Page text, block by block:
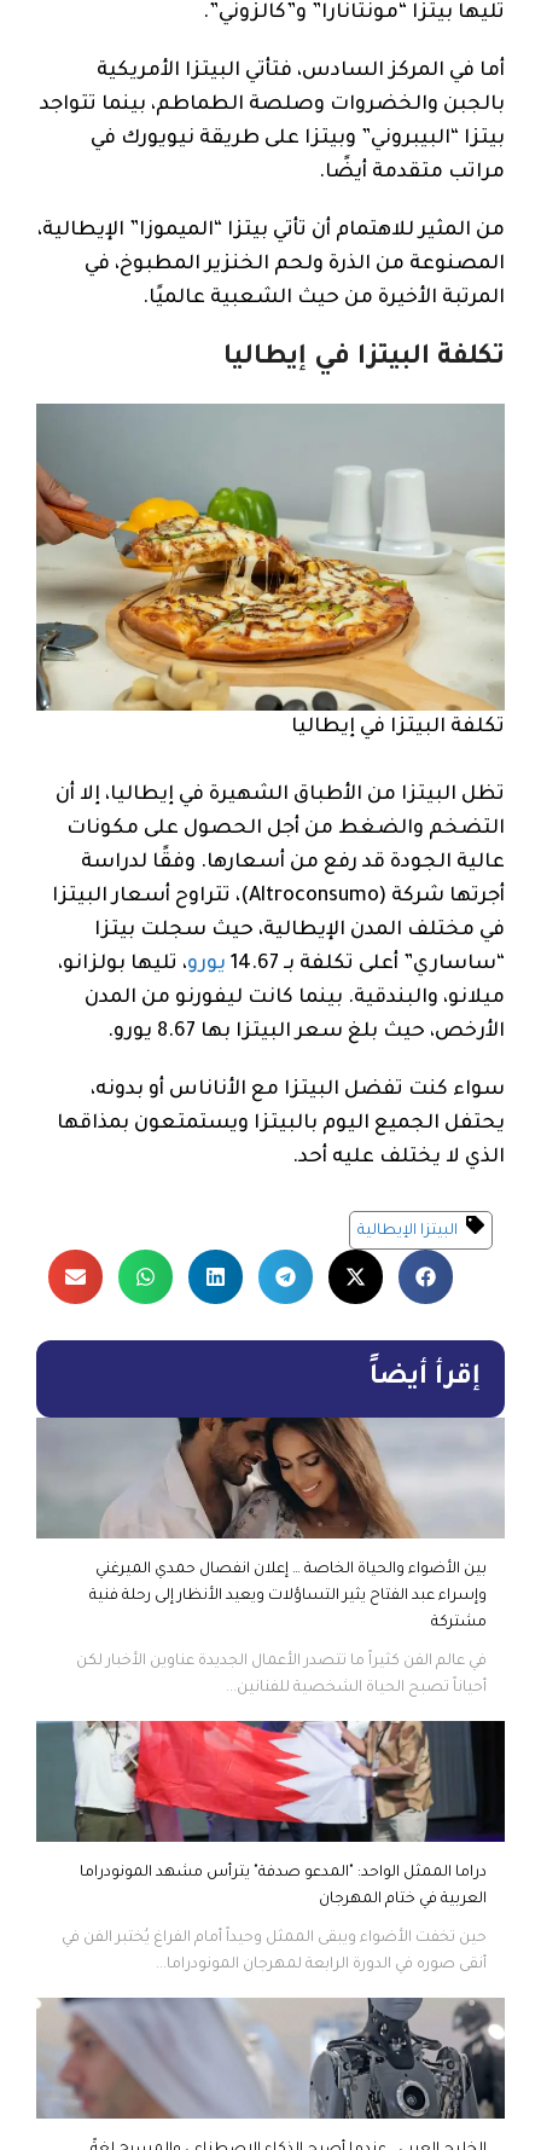
تليها بيتزا “مونتانارا” و”كالزوني”.
أما في المركز السادس، فتأتي البيتزا الأمريكية
بالجبن والخضروات وصلصة الطماطم، بينما تتواجد
بيتزا “البيبروني” وبيتزا على طريقة نيويورك في
مراتب متقدمة أيضًا.
من المثير للاهتمام أن تأتي بيتزا “الميموزا” الإيطالية،
المصنوعة من الذرة ولحم الخنزير المطبوخ، في
المرتبة الأخيرة من حيث الشعبية عالميًا.
تكلفة البيتزا في إيطاليا
تكلفة البيتزا في إيطاليا
تظل البيتزا من الأطباق الشهيرة في إيطاليا، إلا أن
التضخم والضغط من أجل الحصول على مكونات
عالية الجودة قد رفع من أسعارها. وفقًا لدراسة
أجرتها شركة (Altroconsumo)، تتراوح أسعار البيتزا
في مختلف المدن الإيطالية، حيث سجلت بيتزا
“ساساري” أعلى تكلفة بـ 14.67
يورو، تليها بولزانو،
ميلانو، والبندقية. بينما كانت ليفورنو من المدن
الأرخص، حيث بلغ سعر البيتزا بها 8.67 يورو.
سواء كنت تفضل البيتزا مع الأناناس أو بدونه،
يحتفل الجميع اليوم بالبيتزا ويستمتعون بمذاقها
الذي لا يختلف عليه أحد.
البيتزا الإيطالية
إقرأ أيضاً
بين الأضواء والحياة الخاصة … إعلان انفصال حمدي الميرغني
وإسراء عبد الفتاح يثير التساؤلات ويعيد الأنظار إلى رحلة فنية
مشتركة
في عالم الفن كثيراً ما تتصدر الأعمال الجديدة عناوين الأخبار لكن
أحياناً تصبح الحياة الشخصية للفنانين...
دراما الممثل الواحد: "المدعو صدفة" يترأس مشهد المونودراما
العربية في ختام المهرجان
حين تخفت الأضواء ويبقى الممثل وحيداً أمام الفراغ يُختبر الفن في
أنقى صوره في الدورة الرابعة لمهرجان المونودراما...